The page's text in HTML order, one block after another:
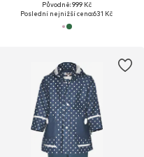
Původně: 999 Kč
Poslední nejnižší cena:631 Kč